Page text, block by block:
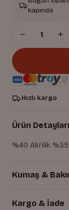
kapında
− +
Hızlı kargo
Ürün Detayları
%40 Akrilik
Kumaş &
Kargo & İade